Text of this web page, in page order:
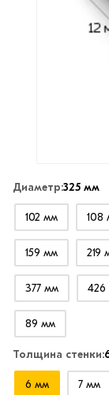
Диаметр:325 мм
102 мм 108
159 мм 219
377 мм
89 мм
Толщина стенки:
6 мм 7 мм